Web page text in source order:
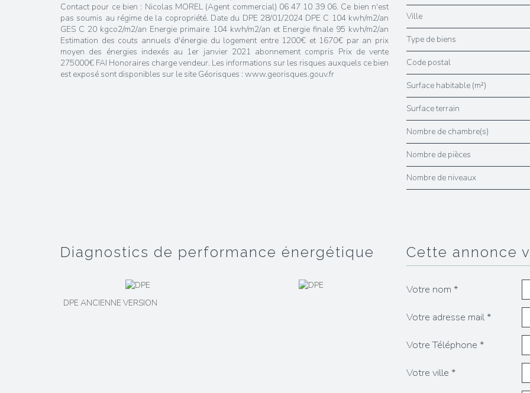
Contact pour ce bien : Nicolas MOREL (Agent commercial) 06 47 10 39 06. Ce bien n'est
pas soumis au régime de la copropriété. Date du DPE 28/01/2024 DPE C 104 kwh/m2/an
GES C 20 kgco2/m2/an Energie primaire 104 kwh/m2/an et Energie finale 95 kwh/m2/an
Estimation des couts annuels d'énergie du logement entre 1200€ et 1670€ par an prix
moyen des énergies indexés au 1er janvier 2021 abonnement compris Prix de vente
275000€ FAI Honoraires charge vendeur. Les informations sur les risques auxquels ce bien
est exposé sont disponibles sur le site Géorisques : www.georisques.gouv.fr
Ville
Type de biens
Code postal
Surface habitable (m²)
surface terrain
Nombre de chambre(s)
Nombre de pièces
Nombre de niveaux
diagnostics de performance énergétique
DPE ANCIENNE VERSION
cette annonce
Votre nom *
Votre adresse mail *
Votre Téléphone *
Votre ville *